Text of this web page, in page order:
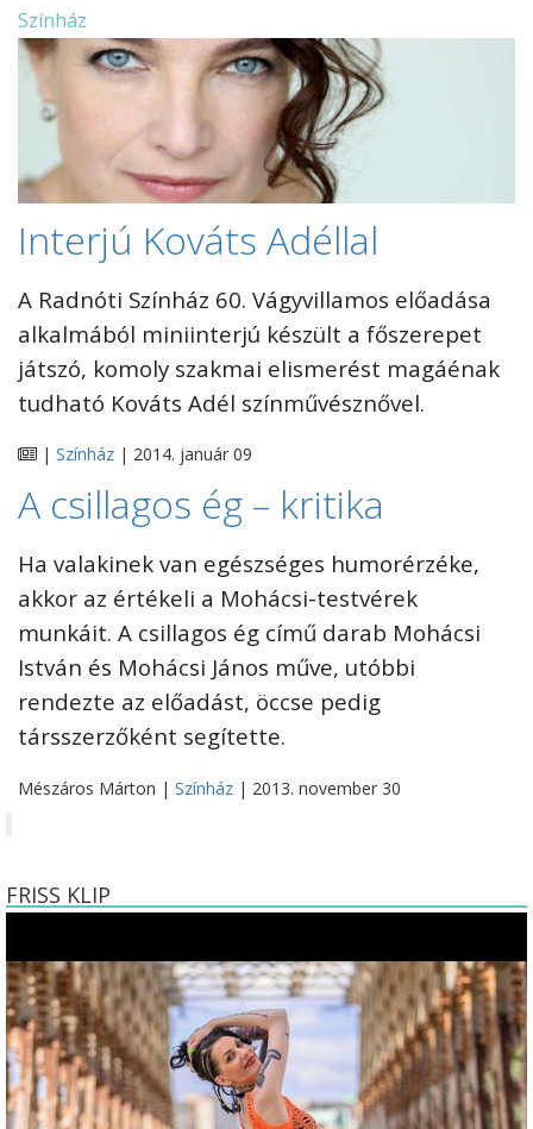
Színház
Interjú Kováts Adéllal
A Radnóti Színház 60. Vágyvillamos előadása
alkalmából miniinterjú készült a főszerepet
játszó, komoly szakmai elismerést magáénak
tudható Kováts Adél színművésznővel.
| Színház | 2014. január 09
A csillagos ég – kritika
Ha valakinek van egészséges humorérzéke,
akkor az értékeli a Mohácsi-testvérek
munkáit. A csillagos ég című darab Mohácsi
István és Mohácsi János műve, utóbbi
rendezte az előadást, öccse pedig
társszerzőként segítette.
Mészáros Márton | Színház | 2013. november 30
FRISS KLIP